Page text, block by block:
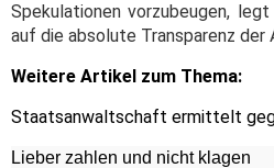
Spekulationen vorzubeugen,
auf die absolute Transparenz der
Weitere Artikel zum Thema:
Staatsanwaltschaft ermittelt
Lieber zahlen und nicht klagen